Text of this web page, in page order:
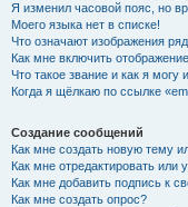
Я изменил часовой пояс, но
Моего языка нет в списке!
Что означают изображения
Как мне включить
Что такое звание и как я могу
Когда я щёлкаю по ссылке
Создание сообщений
Как мне создать новую тему
Как мне отредактировать или
Как мне добавить подпись к
Как мне создать опрос?